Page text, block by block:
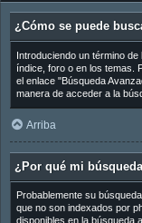
¿Cómo se puede
Introduciendo un término
índice, foro o en los temas.
el enlace "Búsqueda
manera de acceder a la
Arriba
¿Por qué mi
Probablemente su
que no son indexados por
disponibles en la búsqueda